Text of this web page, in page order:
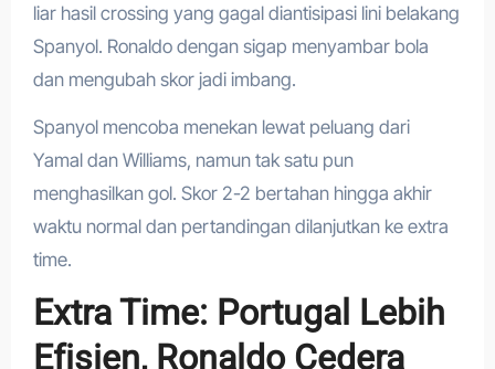
liar hasil crossing yang gagal diantisipasi lini belakang
Spanyol. Ronaldo dengan sigap menyambar bola
dan mengubah skor jadi imbang.
Spanyol mencoba menekan lewat peluang dari
Yamal dan Williams, namun tak satu pun
menghasilkan gol. Skor 2-2 bertahan hingga akhir
waktu normal dan pertandingan dilanjutkan ke extra
time.
Extra Time: Portugal Lebih
Efisien, Ronaldo Cedera